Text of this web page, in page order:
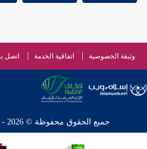
وثيقة الخصوصية اتفاقية الخدمة اتصل
جميع الحقوق محفوظة © 2026 - 1998 لشبكة إسلام ويب